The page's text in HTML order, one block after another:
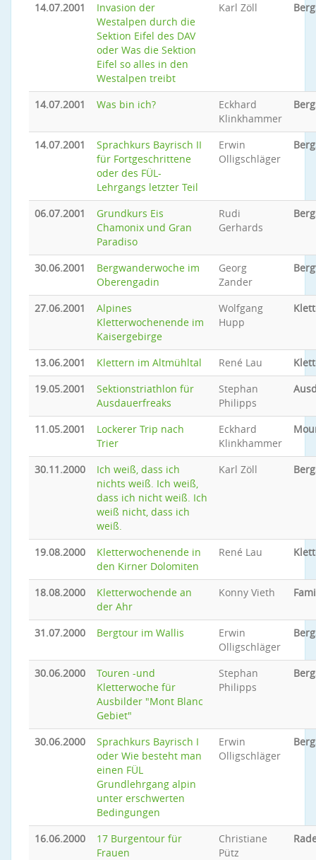
14.07.2001
Invasion der
Westalpen durch die
Sektion Eifel des DAV
oder Was die Sektion
Eifel so alles in den
Westalpen treibt
Karl Zöll
14.07.2001 Was bin ich?
Eckhard
Klinkhammer
14.07.2001
Sprachkurs Bayrisch II
für Fortgeschrittene
oder des FÜL-
Lehrgangs letzter Teil
Erwin
Olligschläger
06.07.2001
Grundkurs Eis
Chamonix und Gran
Paradiso
Rudi
Gerhards
30.06.2001
Bergwanderwoche im
Oberengadin
Georg
Zander
27.06.2001
Alpines
Kletterwochenende im
Kaisergebirge
Wolfgang
Hupp
13.06.2001 Klettern im Altmühltal René Lau
19.05.2001
Sektionstriathlon für
Ausdauerfreaks
Stephan
Philipps
11.05.2001
Lockerer Trip nach
Trier
Eckhard
Klinkhammer
30.11.2000
Ich weiß, dass ich
nichts weiß. Ich weiß,
dass ich nicht weiß. Ich
weiß nicht, dass ich
weiß.
Karl Zöll
19.08.2000
Kletterwochenende in
den Kirner Dolomiten
René Lau
18.08.2000
Kletterwochende an
der Ahr
Konny Vieth
31.07.2000 Bergtour im Wallis
Erwin
Olligschläger
30.06.2000
Touren -und
Kletterwoche für
Ausbilder "Mont Blanc
Gebiet"
Stephan
Philipps
30.06.2000
Sprachkurs Bayrisch I
oder Wie besteht man
einen FÜL
Grundlehrgang alpin
unter erschwerten
Bedingungen
Erwin
Olligschläger
16.06.2000
17 Burgentour für
Frauen
Christiane
Pütz